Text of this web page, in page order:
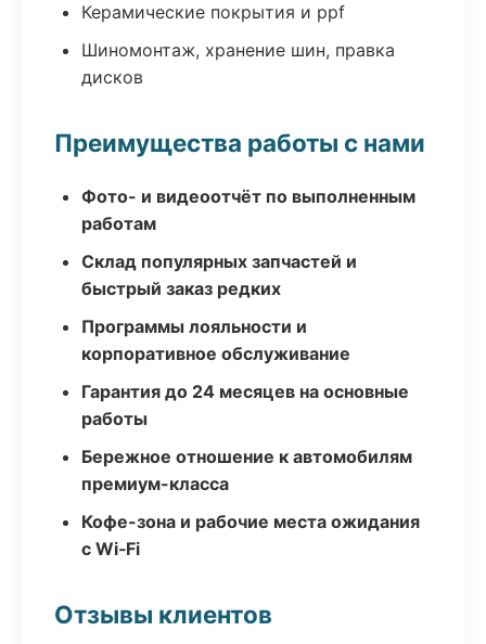
Керамические покрытия и ppf
Шиномонтаж, хранение шин, правка
дисков
Преимущества работы с нами
Фото- и видеоотчёт по выполненным
работам
Склад популярных запчастей и
быстрый заказ редких
Программы лояльности и
корпоративное обслуживание
Гарантия до 24 месяцев на основные
работы
Бережное отношение к автомобилям
премиум-класса
Кофе-зона и рабочие места ожидания
с Wi‑Fi
Отзывы клиентов